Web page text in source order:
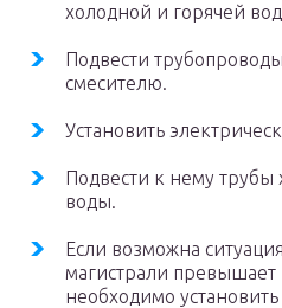
холодной и горячей
Подвести
смесителю.
Установить
Подвести к нему трубы
воды.
Если возможна
магистрали превышает
необходимо